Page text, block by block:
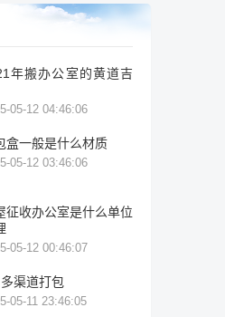
年搬办公室的黄道吉
05-12 04:46:06
盒一般是什么材质
05-12 03:46:06
征收办公室是什么单位
05-12 00:46:07
渠道打包
05-11 23:46:05